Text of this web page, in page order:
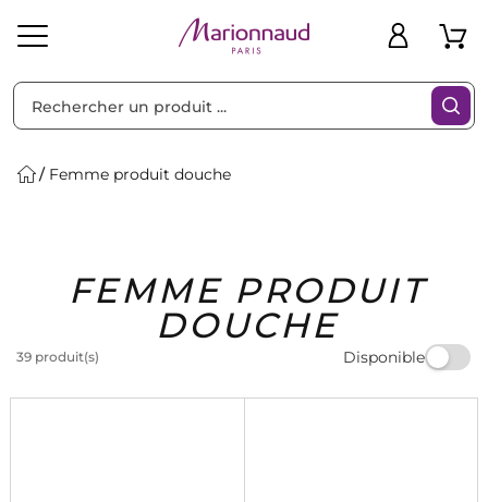
Solaire Homme Marques Idées
Cadeaux
Bons
Plans
Femme produit douche
FEMME PRODUIT
DOUCHE
39 produit(s) Disponible
Filtres